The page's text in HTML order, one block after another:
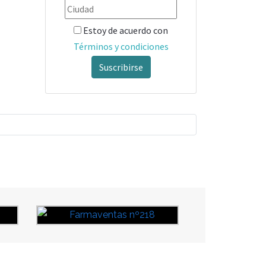
Estoy de acuerdo con
Términos y condiciones
Suscribirse